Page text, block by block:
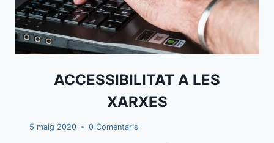
ACCESSIBILITAT A LES
XARXES
5 maig 2020 0 Comentaris